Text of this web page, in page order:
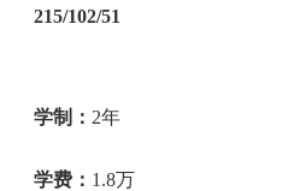
215/102/51
学制： 2年
学费： 1.8万